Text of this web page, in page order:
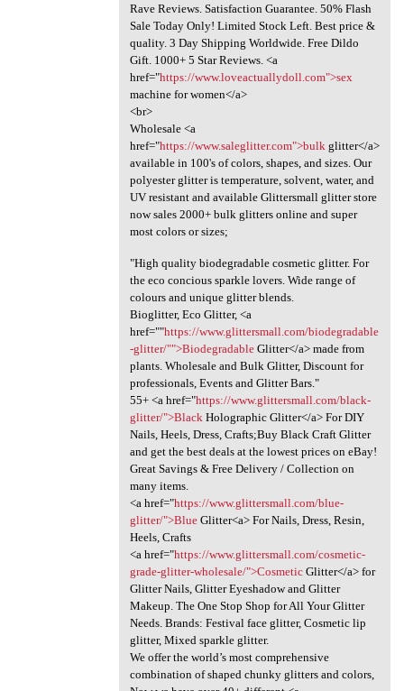
Rave Reviews. Satisfaction Guarantee. 50% Flash
Sale Today Only! Limited Stock Left. Best price &
quality. 3 Day Shipping Worldwide. Free Dildo
Gift. 1000+ 5 Star Reviews. <a
href="https://www.loveactuallydoll.com">sex
machine for women</a>
<br>
Wholesale <a
href="https://www.saleglitter.com">bulkglitter</a>
available in 100's of colors, shapes, and sizes. Our
polyester glitter is temperature, solvent, water, and
UV resistant and available Glittersmall glitter store
now sales 2000+ bulk glitters online and super
most colors or sizes;
"High quality biodegradable cosmetic glitter. For
the eco concious sparkle lovers. Wide range of
colours and unique glitter blends.
Bioglitter, Eco Glitter, <a
href=""https://www.glittersmall.com/biodegradable
-glitter/"">BiodegradableGlitter</a> made from
plants. Wholesale and Bulk Glitter, Discount for
professionals, Events and Glitter Bars."
55+ <a href="https://www.glittersmall.com/black-
glitter/">Black Holographic Glitter</a> For DIY
Nails, Heels, Dress, Crafts;Buy Black Craft Glitter
and get the best deals at the lowest prices on eBay!
Great Savings & Free Delivery / Collection on
many items.
<a href="https://www.glittersmall.com/blue-
glitter/">BlueGlitter<a> For Nails, Dress, Resin,
Heels, Crafts
<a href="https://www.glittersmall.com/cosmetic-
grade-glitter-wholesale/">CosmeticGlitter</a> for
Glitter Nails, Glitter Eyeshadow and Glitter
Makeup. The One Stop Shop for All Your Glitter
Needs. Brands: Festival face glitter, Cosmetic lip
glitter, Mixed sparkle glitter.
We offer the world’s most comprehensive
combination of shaped chunky glitters and colors,